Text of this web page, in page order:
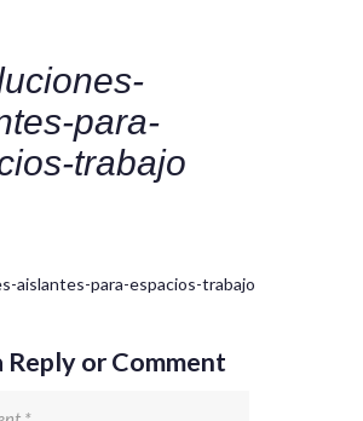
para-
trabajo
aislantes-para-espacios-trabajo
or Comment